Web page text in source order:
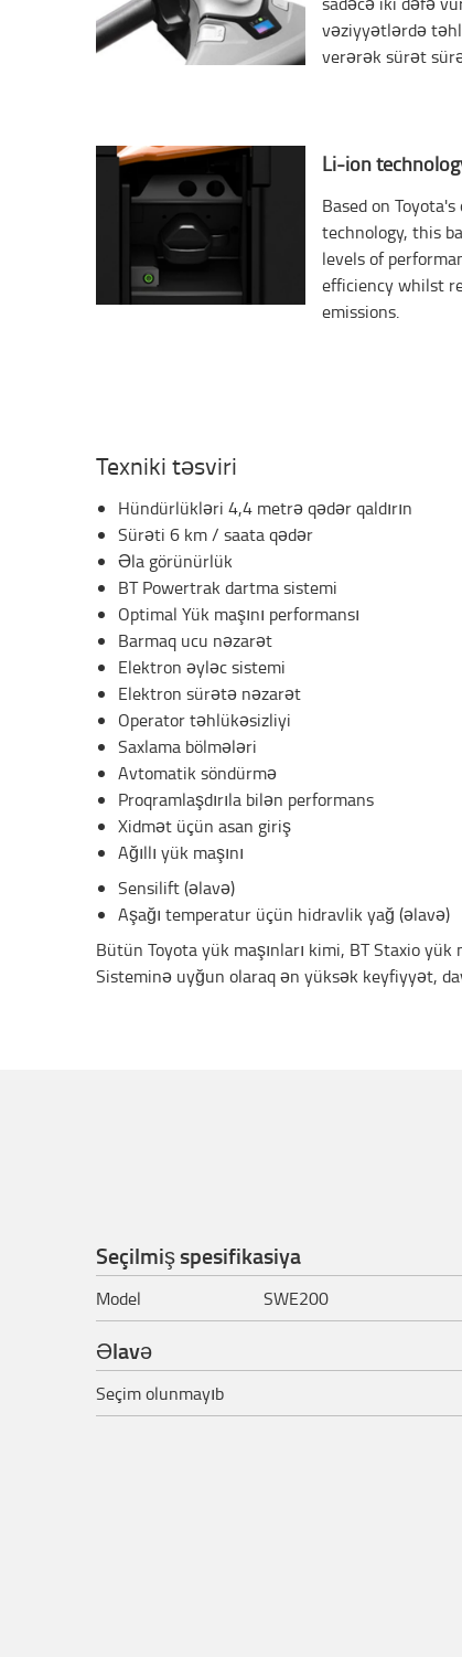
vəziyyətlərdə
verərək sürət
Li-ion
Based on
technology, this
levels of
efficiency whilst
emissions.
Texniki təsviri
Hündürlükləri 4,4 metrə qədər qaldırın
Sürəti 6 km / saata qədər
Əla görünürlük
BT Powertrak dartma sistemi
Optimal Yük maşını performansı
Barmaq ucu nəzarət
Elektron əyləc sistemi
Elektron sürətə nəzarət
Operator təhlükəsizliyi
Saxlama bölmələri
Avtomatik söndürmə
Proqramlaşdırıla bilən performans
Xidmət üçün asan giriş
Ağıllı yük maşını
Sensilift (əlavə)
Aşağı temperatur üçün hidravlik yağ (əlavə)
Bütün Toyota yük maşınları kimi, BT Staxio yük
Sisteminə uyğun olaraq ən yüksək keyfiyyət,
Seçilmiş spesifikasiya
Model SWE200
Əlavə
Seçim olunmayıb